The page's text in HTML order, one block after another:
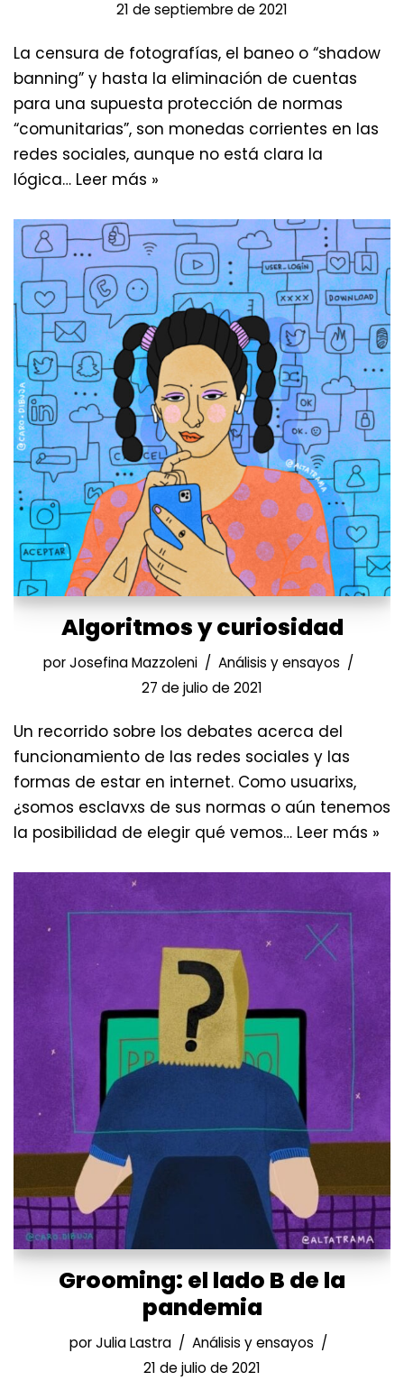
21 de septiembre de 2021
La censura de fotografías, el baneo o “shadow
banning” y hasta la eliminación de cuentas
para una supuesta protección de normas
“comunitarias”, son monedas corrientes en las
redes sociales, aunque no está clara la
lógica… Leer más »
Algoritmos y curiosidad
porJosefina Mazzoleni
Análisis y ensayos
27 de julio de 2021
Un recorrido sobre los debates acerca del
funcionamiento de las redes sociales y las
formas de estar en internet. Como usuarixs,
¿somos esclavxs de sus normas o aún tenemos
la posibilidad de elegir qué vemos… Leer más »
Grooming: el lado B de la
pandemia
porJulia Lastra
Análisis y ensayos
21 de julio de 2021